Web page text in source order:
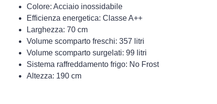
Colore: Acciaio inossidabile
Efficienza energetica: Classe A++
Larghezza: 70 cm
Volume scomparto freschi: 357 litri
Volume scomparto surgelati: 99 litri
Sistema raffreddamento frigo: No Frost
Altezza: 190 cm